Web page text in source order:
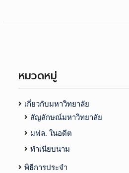
หมวดหมู่
เกี่ยวกับมหาวิทยาลัย
สัญลักษณ์มหาวิทยาลัย
มฟล. ในอดีต
ทำเนียบนาม
พิธีการประจำ